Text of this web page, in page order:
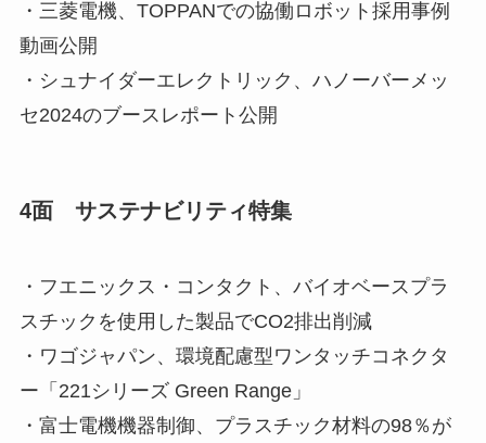
・三菱電機、TOPPANでの協働ロボット採用事例
動画公開
・シュナイダーエレクトリック、ハノーバーメッ
セ2024のブースレポート公開
4面 サステナビリティ特集
・フエニックス・コンタクト、バイオベースプラ
スチックを使用した製品でCO2排出削減
・ワゴジャパン、環境配慮型ワンタッチコネクタ
ー「221シリーズ Green Range」
・富士電機機器制御、プラスチック材料の98％が